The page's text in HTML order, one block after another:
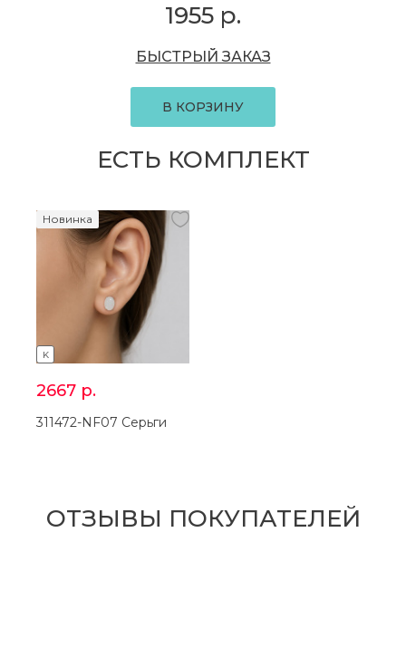
1955 р.
БЫСТРЫЙ ЗАКАЗ
В КОРЗИНУ
ЕСТЬ КОМПЛЕКТ
K
Новинка
2667 р.
311472-NF07 Серьги
ОТЗЫВЫ ПОКУПАТЕЛЕЙ